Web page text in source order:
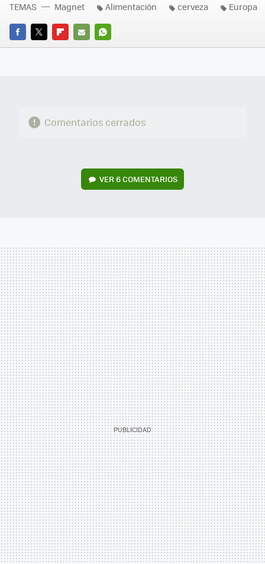
FACEBOOK
TWITTERFLIPBOARD
E-
WHATSAPP
TEMAS Magnet Alimentación cerveza Europa
Comentarios cerrados
VER 6 COMENTARIOS